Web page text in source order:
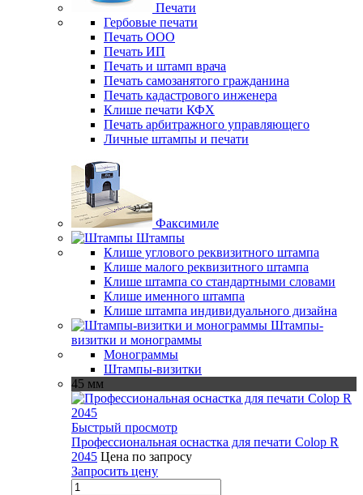
Печати
Гербовые печати
Печать ООО
Печать ИП
Печать и штамп врача
Печать самозанятого гражданина
Печать кадастрового инженера
Клише печати КФХ
Печать арбитражного управляющего
Личные штампы и печати
Факсимиле
Штампы
Клише углового реквизитного штампа
Клише малого реквизитного штампа
Клише штампа со стандартными словами
Клише именного штампа
Клише штампа индивидуального дизайна
Штампы-
визитки и монограммы
Монограммы
Штампы-визитки
45 мм
Быстрый просмотр
Профессиональная оснастка для печати Colop R
2045 Цена по запросу
Запросить цену